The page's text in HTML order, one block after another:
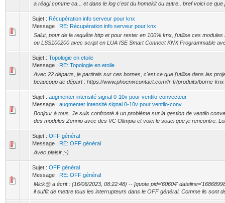
a réagi comme ca... et dans le log c'est du homekit ou autre.. bref voici ce que
Sujet : Récupération info serveur pour knx
Message : RE: Récupération info serveur pour knx
Salut, pour de la requête http et pour rester en 100% knx, j'utilise ces modules
ou LSS100200 avec script en LUA ISE Smart Connect KNX Programmable
Sujet : Topologie en etoile
Message : RE: Topologie en etoile
Avec 22 départs, je partirais sur ces bornes, c'est ce que j'utilise dans les
beaucoup de départ : https://www.phoenixcontact.com/fr-fr/produits/borne-
Sujet : augmenter intensité signal 0-10v pour ventilo-convecteur
Message : augmenter intensité signal 0-10v pour ventilo-conv...
Bonjour à tous. Je suis confronté à un problème sur la gestion de ventilo
des modules Zennio avec des VC Olimpia et voici le souci que je rencontre.
Sujet : OFF général
Message : RE: OFF général
Avec plaisir ;-)
Sujet : OFF général
Message : RE: OFF général
Mick@ a écrit : (16/06/2023, 08:22:48) -- [quote pid='60604'
il suffit de mettre tous les interrupteurs dans le OFF général. Comme ils sont